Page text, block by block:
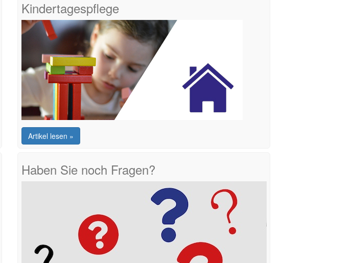
Kindertagespflege
Artikel lesen »
Haben Sie noch Fragen?